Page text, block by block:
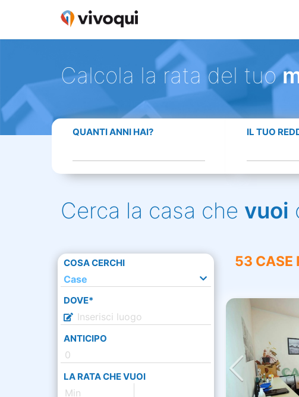
Calcola la rata del tuo
QUANTI ANNI HAI? IL TUO
Cerca la casa che vuoi
COSA CERCHI
Case
DOVE*
ANTICIPO
LA RATA CHE VUOI
53 CASE